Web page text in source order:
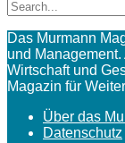
Das Murmann
und
Wirtschaft und
Magazin für
Über das
Datenschutz